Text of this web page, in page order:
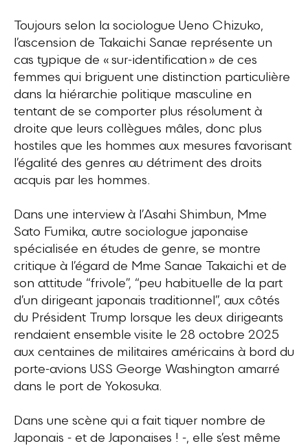
Toujours selon la sociologue Ueno Chizuko,
l’ascension de Takaichi Sanae représente un
cas typique de « sur-identification » de ces
femmes qui briguent une distinction particulière
dans la hiérarchie politique masculine en
tentant de se comporter plus résolument à
droite que leurs collègues mâles, donc plus
hostiles que les hommes aux mesures favorisant
l’égalité des genres au détriment des droits
acquis par les hommes.
Dans une interview à l’Asahi Shimbun, Mme
Sato Fumika, autre sociologue japonaise
spécialisée en études de genre, se montre
critique à l’égard de Mme Sanae Takaichi et de
son attitude “frivole”, “peu habituelle de la part
d’un dirigeant japonais traditionnel”, aux côtés
du Président Trump lorsque les deux dirigeants
rendaient ensemble visite le 28 octobre 2025
aux centaines de militaires américains à bord du
porte-avions USS George Washington amarré
dans le port de Yokosuka.
Dans une scène qui a fait tiquer nombre de
Japonais - et de Japonaises ! -, elle s’est même